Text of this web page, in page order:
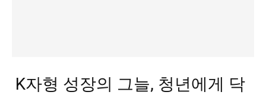
K자형 성장의 그늘, 청년에게 닥